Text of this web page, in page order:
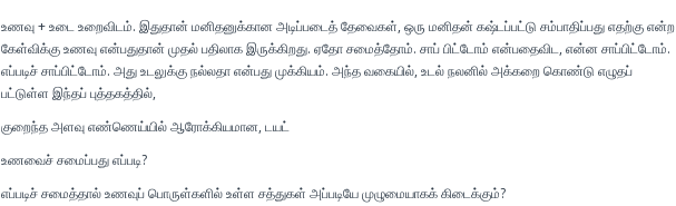
உணவு + உடை உறைவிடம். இதுதான் மனிதனுக்கான அடிப்படைத் தேவைகள், ஒரு மனிதன் கஷ்டப்பட்டு சம்பாதிப்பது எதற்கு என்ற
கேள்விக்கு உணவு என்பதுதான் முதல் பதிலாக இருக்கிறது. ஏதோ சமைத்தோம். சாப் பிட்டோம் என்பதைவிட, என்ன சாப்பிட்டோம்.
எப்படிச் சாப்பிட்டோம். அது உடலுக்கு நல்லதா என்பது முக்கியம். அந்த வகையில், உடல் நலனில் அக்கறை கொண்டு எழுதப்
பட்டுள்ள இந்தப் புத்தகத்தில்,
குறைந்த அளவு எண்ணெய்யில் ஆரோக்கியமான, டயட்
உணவைச் சமைப்பது எப்படி?
எப்படிச் சமைத்தால் உணவுப் பொருள்களில் உள்ள சத்துகள் அப்படியே முழுமையாகக் கிடைக்கும்?